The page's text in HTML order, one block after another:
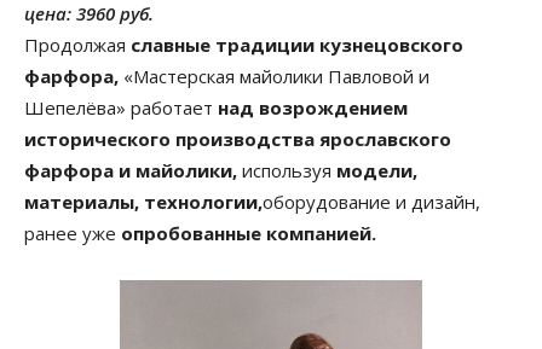
цена: 3960 руб.
Продолжая славные традиции кузнецовского
фарфора, «Мастерская майолики Павловой и
Шепелёва» работает над возрождением
исторического производства ярославского
фарфора и майолики, используя модели,
материалы, технологии,оборудование и дизайн,
ранее уже опробованные компанией.